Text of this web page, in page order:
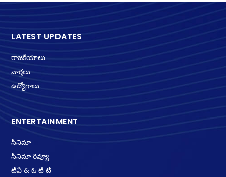
LATEST UPDATES
రాజకీయాలు
వార్తలు
ఉద్యోగాలు
ENTERTAINMENT
సినిమా
సినిమా రివ్యూ
టీవీ & ఓ టి టి